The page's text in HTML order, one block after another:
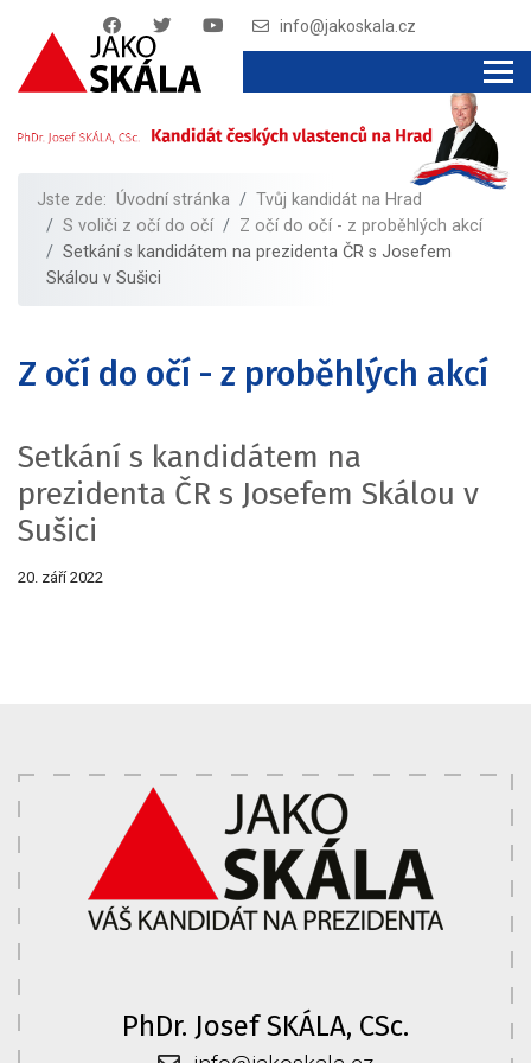
info@jakoskala.cz
Jste zde: Úvodní stránka
Tvůj kandidát na Hrad
S voliči z očí do očí
Z očí do očí - z proběhlých akcí
Setkání s kandidátem na prezidenta ČR s Josefem
Skálou v Sušici
Z očí do očí - z proběhlých akcí
Setkání s kandidátem na
prezidenta ČR s Josefem Skálou v
Sušici
20. září 2022
PhDr. Josef SKÁLA, CSc.